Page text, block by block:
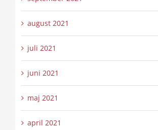
august 2021
juli 2021
juni 2021
maj 2021
april 2021